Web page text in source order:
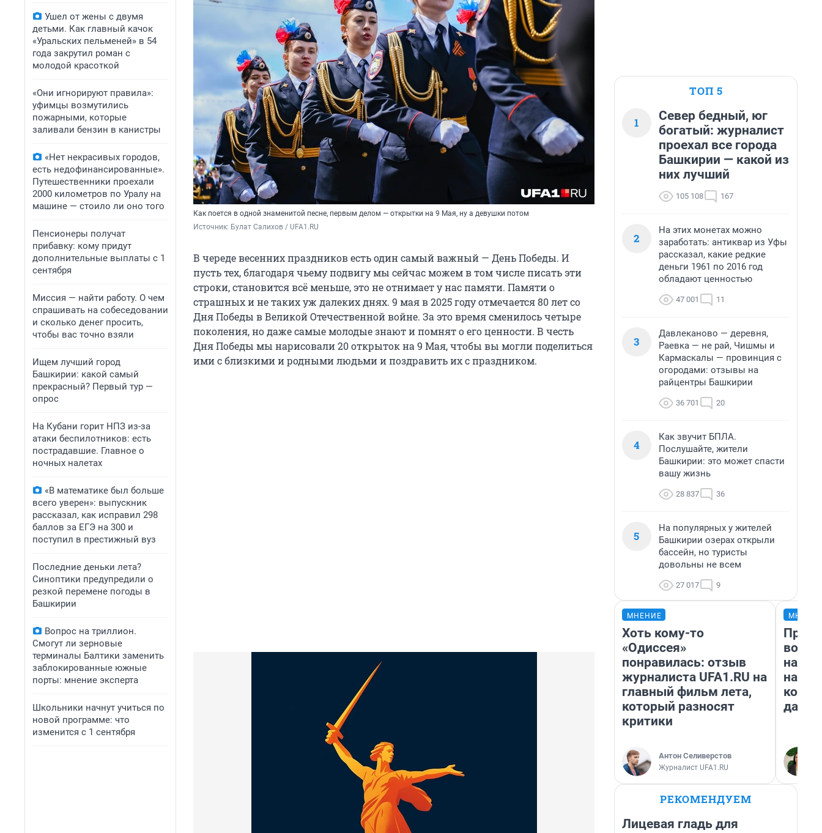
Ушел от жены с двумя
детьми. Как главный качок
«Уральских пельменей» в 54
года закрутил роман с
молодой красоткой
«Они игнорируют правила»:
уфимцы возмутились
пожарными, которые
заливали бензин в канистры
«Нет некрасивых городов,
есть недофинансированные».
Путешественники проехали
2000 километров по Уралу на
машине — стоило ли оно того
Пенсионеры получат
прибавку: кому придут
дополнительные выплаты с 1
сентября
Миссия — найти работу. О чем
спрашивать на собеседовании
и сколько денег просить,
чтобы вас точно взяли
Ищем лучший город
Башкирии: какой самый
прекрасный? Первый тур —
опрос
На Кубани горит НПЗ из-за
атаки беспилотников: есть
пострадавшие. Главное о
ночных налетах
«В математике был больше
всего уверен»: выпускник
рассказал, как исправил 298
баллов за ЕГЭ на 300 и
поступил в престижный вуз
Последние деньки лета?
Синоптики предупредили о
резкой перемене погоды в
Башкирии
Вопрос на триллион.
Смогут ли зерновые
терминалы Балтики заменить
заблокированные южные
порты: мнение эксперта
Школьники начнут учиться по
новой программе: что
изменится с 1 сентября
Как поется в одной знаменитой песне, первым делом — открытки на 9 Мая, ну а девушки потом
Источник: Булат Салихов / UFA1.RU
В череде весенних праздников есть один самый важный — День Победы. И
пусть тех, благодаря чьему подвигу мы сейчас можем в том числе писать эти
строки, становится всё меньше, это не отнимает у нас памяти. Памяти о
страшных и не таких уж далеких днях. 9 мая в 2025 году отмечается 80 лет со
Дня Победы в Великой Отечественной войне. За это время сменилось четыре
поколения, но даже самые молодые знают и помнят о его ценности. В честь
Дня Победы мы нарисовали 20 открыток на 9 Мая, чтобы вы могли поделиться
ими с близкими и родными людьми и поздравить их с праздником.
ТОП 5
1
Север бедный, юг
богатый: журналист
проехал все города
Башкирии — какой из
них лучший
105 108 167
2
На этих монетах можно
заработать: антиквар из Уфы
рассказал, какие редкие
деньги 1961 по 2016 год
обладают ценностью
47 001 11
3
Давлеканово — деревня,
Раевка — не рай, Чишмы и
Кармаскалы — провинция с
огородами: отзывы на
райцентры Башкирии
36 701 20
4
Как звучит БПЛА.
Послушайте, жители
Башкирии: это может спасти
вашу жизнь
28 837 36
5
На популярных у жителей
Башкирии озерах открыли
бассейн, но туристы
довольны не всем
27 017 9
МНЕНИЕ
Хоть кому-то
«Одиссея»
понравилась: отзыв
журналиста UFA1.RU на
главный фильм лета,
который разносят
критики
Антон Селиверстов
Журналист UFA1.RU
нам
даже
РЕКОМЕНДУЕМ
Лицевая гладь для